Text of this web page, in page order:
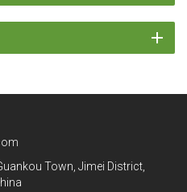
Town, Jimei District,